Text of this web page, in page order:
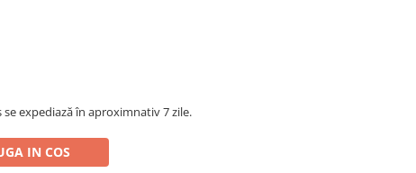
se expediază în aproximnativ 7 zile.
IN COS